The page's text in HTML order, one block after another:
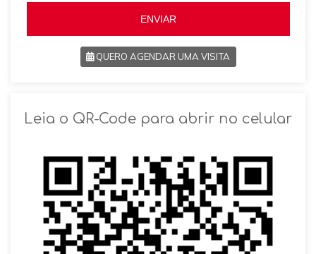
ENVIAR
QUERO AGENDAR UMA VISITA
Leia o QR-Code para abrir no celular